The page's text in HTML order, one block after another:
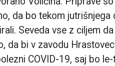
da bo tekom jutrišnjega
Seveda vse z ciljem
da bi v zavodu
COVID-19, saj bo